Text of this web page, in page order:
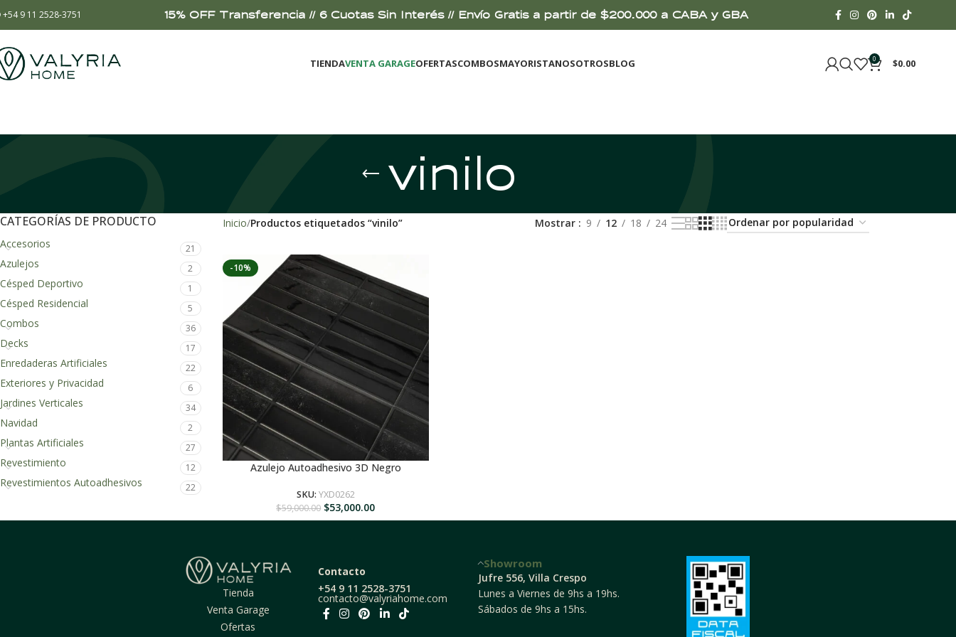
+54 9 11 2528-3751 15% OFF Transferencia // 6 Cuotas Sin Interés // Envío Gratis a partir de $200.000 a CABA y GBA
TIENDAVENTA GARAGEOFERTASCOMBOSMAYORISTANOSOTROSBLOG 0 $0.00
vinilo
CATEGORÍAS DE PRODUCTO
Accesorios 21
Azulejos 2
Césped Deportivo 1
Césped Residencial 5
Combos 36
Decks 17
Enredaderas Artificiales 22
Exteriores y Privacidad 6
Jardines Verticales 34
Navidad 2
Plantas Artificiales 27
Revestimiento 12
Revestimientos Autoadhesivos 22
Inicio Productos etiquetados “vinilo” Mostrar 9 12 18 24
-10%
AGREGAR AL CARRITO
Azulejo Autoadhesivo 3D Negro
SKU: YXD0262
$59,000.00 $53,000.00
Tienda
Venta Garage
Ofertas
Contacto
+54 9 11 2528-3751
contacto@valyriahome.com
Showroom
Jufre 556, Villa Crespo
Lunes a Viernes de 9hs a 19hs.
Sábados de 9hs a 15hs.